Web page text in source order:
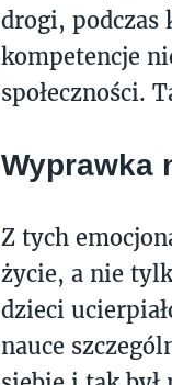
drogi, podczas
kompetencje
społeczności.
Wyprawka
Z tych
życie, a nie
dzieci
nauce